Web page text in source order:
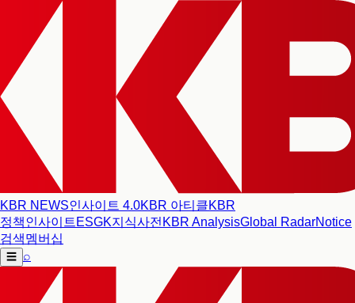
KBR NEWS인사이트 4.0KBR 아티클KBR
정책인사이트 ESGK지식사전 KBR AnalysisGlobal RadarNotice
검색멤버십
☰ ⌕